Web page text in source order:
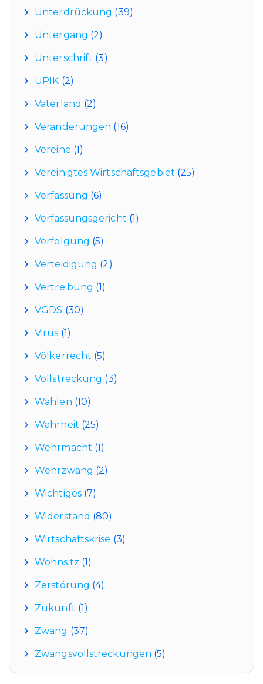
Unterdrückung (39)
Untergang (2)
Unterschrift (3)
UPIK (2)
Vaterland (2)
Veränderungen (16)
Vereine (1)
Vereinigtes Wirtschaftsgebiet (25)
Verfassung (6)
Verfassungsgericht (1)
Verfolgung (5)
Verteidigung (2)
Vertreibung (1)
VGDS (30)
Virus (1)
Völkerrecht (5)
Vollstreckung (3)
Wahlen (10)
Wahrheit (25)
Wehrmacht (1)
Wehrzwang (2)
Wichtiges(7)
Widerstand (80)
Wirtschaftskrise (3)
Wohnsitz (1)
Zerstörung (4)
Zukunft (1)
Zwang (37)
Zwangsvollstreckungen (5)